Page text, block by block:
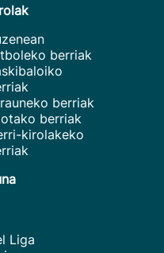
berriak
berriak
berriak
kirolakeko
Liga